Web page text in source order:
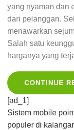
yang nyaman dan
dari pelanggan.
menawarkan
Salah satu
harganya yang
CONTINUE
[ad_1]
Sistem mobile
populer di